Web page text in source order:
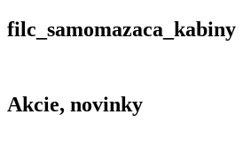
filc_samomazaca_kabiny
Akcie, novinky